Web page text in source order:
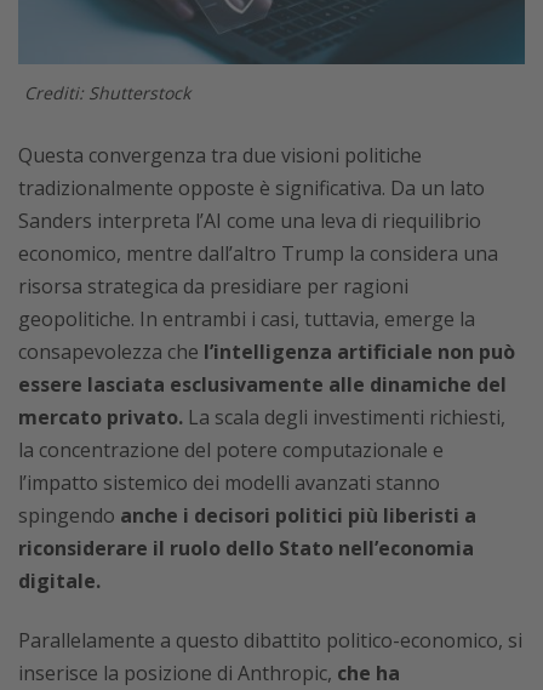
Crediti: Shutterstock
Questa convergenza tra due visioni politiche
tradizionalmente opposte è significativa. Da un lato
Sanders interpreta l’AI come una leva di riequilibrio
economico, mentre dall’altro Trump la considera una
risorsa strategica da presidiare per ragioni
geopolitiche. In entrambi i casi, tuttavia, emerge la
consapevolezza che l’intelligenza artificiale non può
essere lasciata esclusivamente alle dinamiche del
mercato privato. La scala degli investimenti richiesti,
la concentrazione del potere computazionale e
l’impatto sistemico dei modelli avanzati stanno
spingendo anche i decisori politici più liberisti a
riconsiderare il ruolo dello Stato nell’economia
digitale.
Parallelamente a questo dibattito politico-economico, si
inserisce la posizione di Anthropic, che ha